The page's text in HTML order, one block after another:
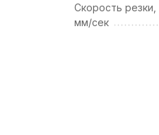
Скорость резки,
мм/сек